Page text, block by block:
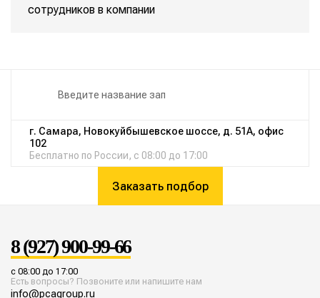
сотрудников в компании
г. Самара, Новокуйбышевское шоссе, д. 51А, офис
102
Бесплатно по России, с 08:00 до 17:00
Заказать подбор
8 (927) 900-99-66
с 08:00 до 17:00
Есть вопросы? Позвоните или напишите нам
info@pcagroup.ru